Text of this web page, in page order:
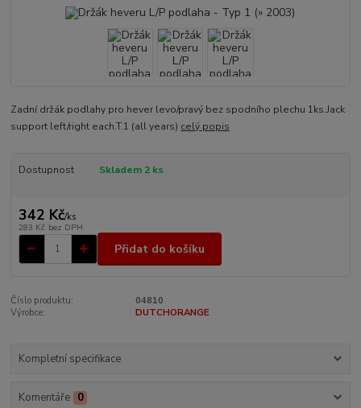
Zadní držák podlahy pro hever levo/pravý bez spodního plechu 1ks.Jack
support left/right each.T.1 (all years) celý popis
Dostupnost Skladem 2 ks
342 Kč/ks
283 Kč bez DPH
Přidat do košíku
Číslo produktu:
04810
Výrobce:
DUTCHORANGE
Kompletní specifikace
Komentáře 0